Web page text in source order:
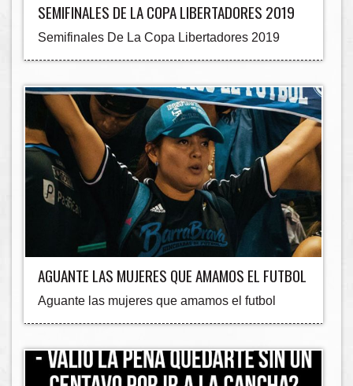
SEMIFINALES DE LA COPA LIBERTADORES 2019
Semifinales De La Copa Libertadores 2019
AGUANTE LAS MUJERES QUE AMAMOS EL FUTBOL
Aguante las mujeres que amamos el futbol